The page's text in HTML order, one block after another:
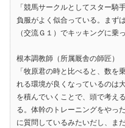
「競馬サークルとしてスター
負服がよく似合っている。まず
（交流Ｇ１）でキッキングに乗
根本調教師（所属厩舎の師匠）
「牧原君の時と比べると、数を
れる環境が良くなっているのは
を積んでいくことで、頭で考え
る。体幹のトレーニングをやっ
に質問しているみたいだし、ま